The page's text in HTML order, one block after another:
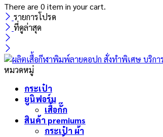
There are 0 item in your cart.
รายการโปรด
ที่ดูล่าสุด
หมวดหมู่
กระเป๋า
ยูนิฟอร์ม
เสื้อกั๊ก
สินค้า premiums
กระเป๋า ผ้า